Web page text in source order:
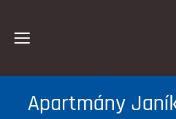
Apartmány